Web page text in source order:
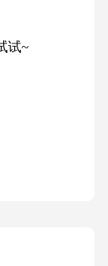
试~